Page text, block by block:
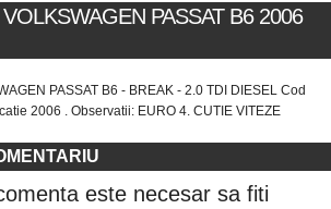
PASSAT B6 2006
PASSAT B6 - BREAK - 2.0 TDI DIESEL Cod
2006 . Observatii: EURO 4. CUTIE VITEZE
este necesar sa fiti